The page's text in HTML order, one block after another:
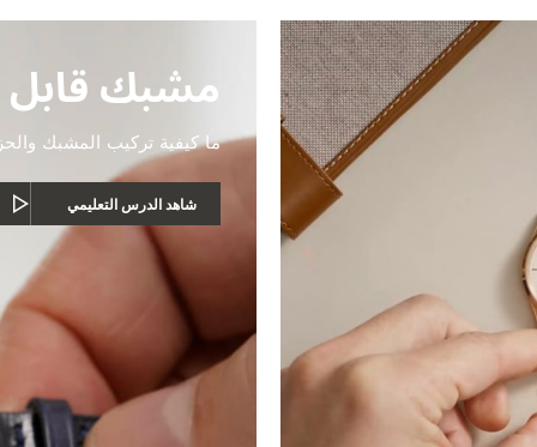
مشبك
ما كيفية تركيب المشبك
شاهد الدرس التعليمي